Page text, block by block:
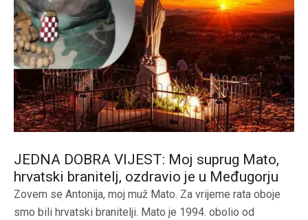
JEDNA DOBRA VIJEST: Moj suprug Mato,
hrvatski branitelj, ozdravio je u Međugorju
Zovem se Antonija, moj muž Mato. Za vrijeme rata oboje
smo bili hrvatski branitelji. Mato je 1994. obolio od